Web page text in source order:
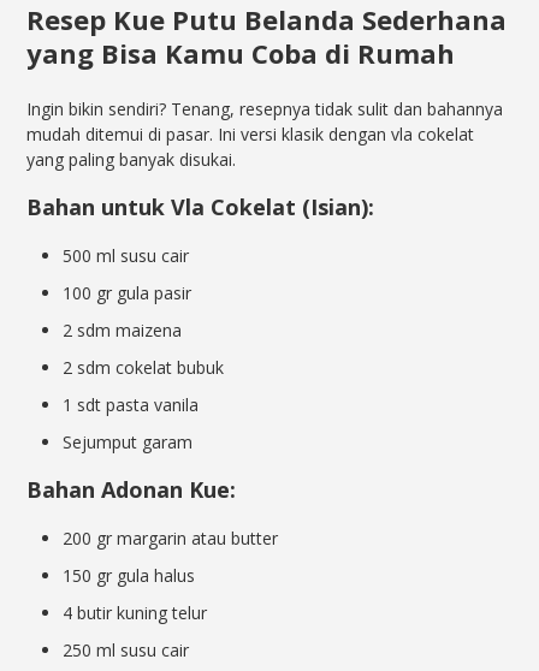
Resep Kue Putu Belanda Sederhana
yang Bisa Kamu Coba di Rumah
Ingin bikin sendiri? Tenang, resepnya tidak sulit dan bahannya
mudah ditemui di pasar. Ini versi klasik dengan vla cokelat
yang paling banyak disukai.
Bahan untuk Vla Cokelat (Isian):
500 ml susu cair
100 gr gula pasir
2 sdm maizena
2 sdm cokelat bubuk
1 sdt pasta vanila
Sejumput garam
Bahan Adonan Kue:
200 gr margarin atau butter
150 gr gula halus
4 butir kuning telur
250 ml susu cair